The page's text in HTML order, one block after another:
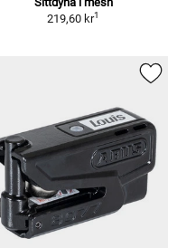
219,60 kr1